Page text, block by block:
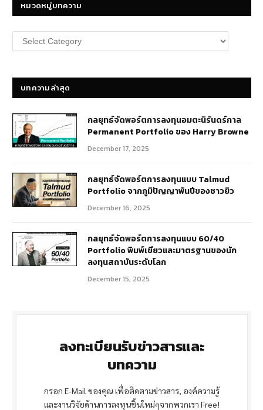
หมวดหมู่บทความ
หมวด
หมู่
บทความล่าสุด
กลยุทธ์​จัดพอร์ตการลงทุนอมตะนิรันดร์กาล
Permanent Portfolio ของ Harry Browne
December 17, 2025
กลยุทธ์จัดพอร์ตการลงทุนแบบ Talmud
Portfolio จากภูมิปัญญาพันปีของชาวยิว
December 16, 2025
กลยุทธ์จัดพอร์ตการลงทุนแบบ 60/40
Portfolio พิมพ์เขียวและมาตรฐานของนัก
ลงทุนสถาบันระดับโลก
December 15, 2025
ลงทะเบียนรับข่าวสารและ
บทความ
กรอก E-Mail ของคุณ เพื่อติดตามข่าวสาร, องค์ความรู้
และงานวิจัยด้านการลงทุนชิ้นใหม่ๆจากพวกเรา Free!